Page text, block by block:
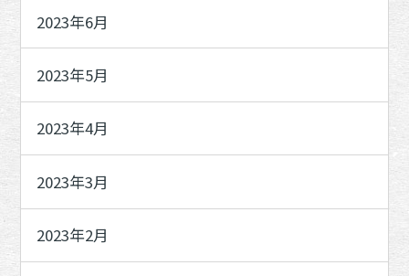
2023年6月
2023年5月
2023年4月
2023年3月
2023年2月